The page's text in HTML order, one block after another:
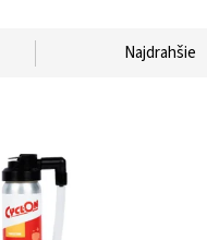
Najdrahšie